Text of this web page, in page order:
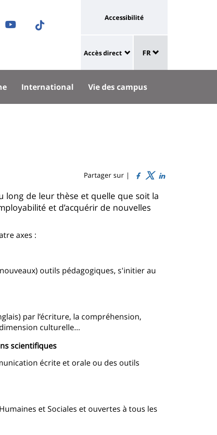
YoutubeTikTok
Université
lien
vers
page
accessibilité
Accessibilité
University
:
Shortcut
links
Accès direct de
langue
FR
International Vie des campus
Partager sur |
long de leur thèse et quelle que soit la
et d’acquérir de nouvelles
axes :
outils pédagogiques, s'initier au
par l’écriture, la compréhension,
culturelle…
scientifiques
écrite et orale ou des outils
et Sociales et ouvertes à tous les